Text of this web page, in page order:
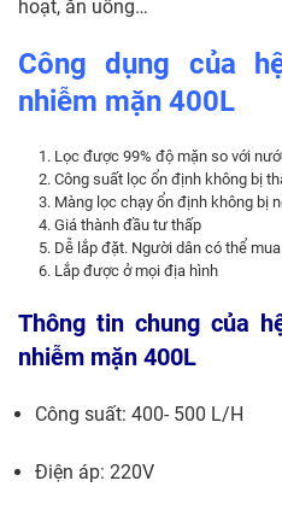
hoạt, ăn uống…
Công dụng của
nhiễm mặn 400L
Lọc được 99% độ mặn so với
Công suất lọc ổn định không bị
Màng lọc chạy ổn định không bị
Giá thành đầu tư thấp
Dễ lắp đặt. Người dân có thể
Lắp được ở mọi địa hình
Thông tin chung của
nhiễm mặn 400L
Công suất: 400- 500 L/H
Điện áp: 220V